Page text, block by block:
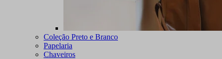
Coleção Preto e Branco
Papelaria
Chaveiros